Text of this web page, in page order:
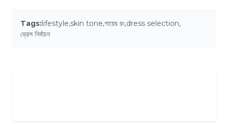
Tags:lifestyle,skin tone,গায়ের রং,dress selection,
ড্রেস নির্বাচন